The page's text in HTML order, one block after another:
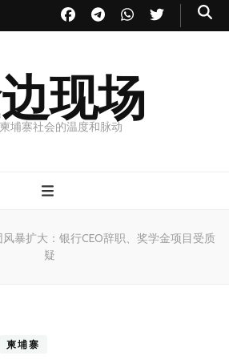
现场
埔寨社会的温度和脉动
风暴扩大：银行CEO辞职、奖学金项目受质
疑
柬埔寨